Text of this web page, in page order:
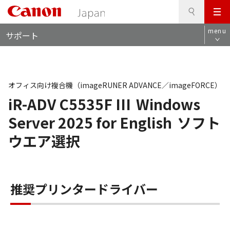
メ
ニ
ュ
サポート menu
iR-ADV C5535F III Windows
Server 2025 for English ソフト
ウエア選択
オフィス向け複合機（imageRUNER ADVANCE／imageFORCE）
推奨プリンタードライバー